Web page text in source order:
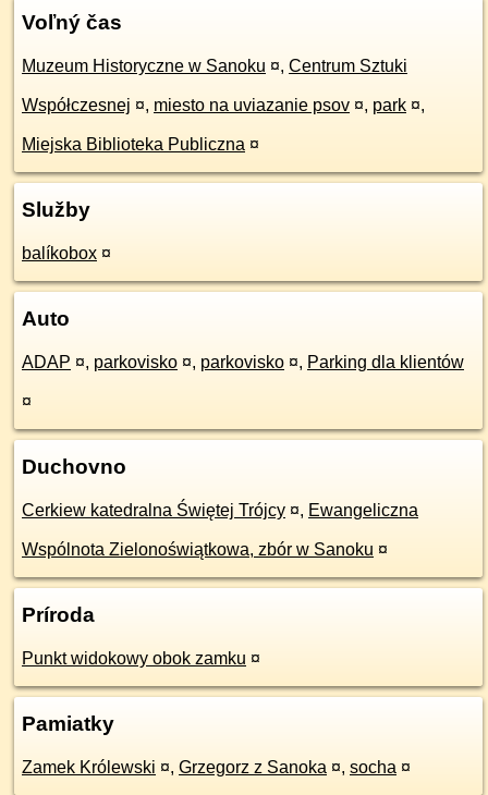
Voľný čas
Muzeum Historyczne w Sanoku ¤, Centrum Sztuki
Współczesnej ¤, miesto na uviazanie psov ¤, park ¤,
Miejska Biblioteka Publiczna ¤
Služby
balíkobox ¤
Auto
ADAP ¤, parkovisko ¤, parkovisko ¤, Parking dla klientów
¤
Duchovno
Cerkiew katedralna Świętej Trójcy ¤, Ewangeliczna
Wspólnota Zielonoświątkowa, zbór w Sanoku ¤
Príroda
Punkt widokowy obok zamku ¤
Pamiatky
Zamek Królewski ¤, Grzegorz z Sanoka ¤, socha ¤